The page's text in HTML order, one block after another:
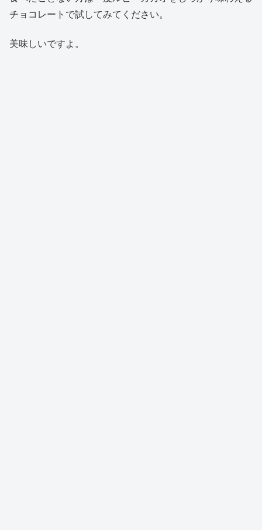
チョコレートで試してみてください。
美味しいですよ。